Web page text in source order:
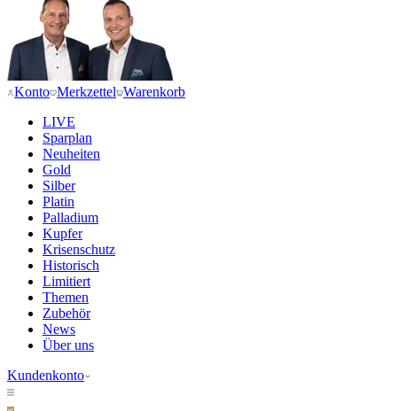
Konto Merkzettel Warenkorb
LIVE
Sparplan
Neuheiten
Gold
Silber
Platin
Palladium
Kupfer
Krisenschutz
Historisch
Limitiert
Themen
Zubehör
News
Über uns
Kundenkonto